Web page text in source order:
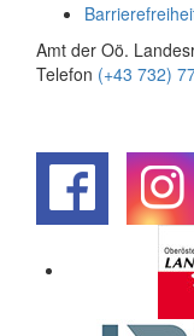
Amt der Oö.
Telefon (+43 732)